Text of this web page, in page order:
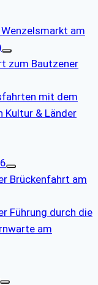
am
zum Bautzener
mit dem
Kultur & Länder
Brückenfahrt am
Führung durch die
am